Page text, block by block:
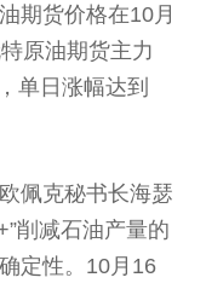
期货价格在10月
原油期货主力
单日涨幅达到
佩克秘书长海瑟
削减石油产量的
定性。10月16